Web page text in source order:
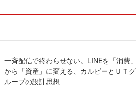
一斉配信で終わらせない。LINEを「消費」
から「資産」に変える、カルビーとＵＴグ
ループの設計思想